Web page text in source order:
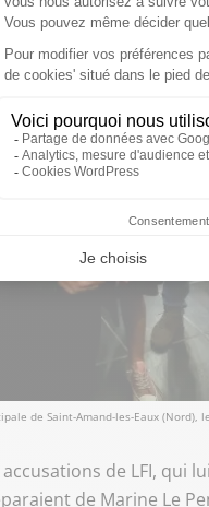
de Saint-Amand-les-Eaux (Nord),
de LFI, qui
de Marine Le